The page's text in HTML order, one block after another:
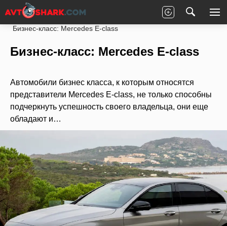
Главная Статьи
Новости партнеров
Бизнес-класс: Mercedes E-class
Бизнес-класс: Mercedes E-class
Автомобили бизнес класса, к которым относятся
представители Mercedes E-class, не только способны
подчеркнуть успешность своего владельца, они еще
обладают и…